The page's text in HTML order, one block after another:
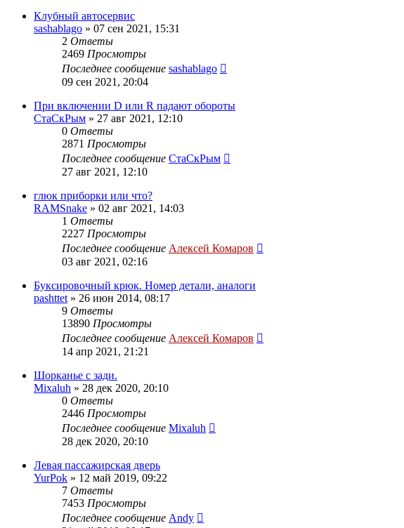
Клубный автосервис
sashablago » 07 сен 2021, 15:31
2 Ответы
2469 Просмотры
Последнее сообщение sashablago
09 сен 2021, 20:04
При включении D или R падают обороты
СтаСкРым » 27 авг 2021, 12:10
0 Ответы
2871 Просмотры
Последнее сообщение СтаСкРым
27 авг 2021, 12:10
глюк приборки или что?
RAMSnake » 02 авг 2021, 14:03
1 Ответы
2227 Просмотры
Последнее сообщение Алексей Комаров
03 авг 2021, 02:16
Буксировочный крюк. Номер детали, аналоги
pashttet » 26 июн 2014, 08:17
9 Ответы
13890 Просмотры
Последнее сообщение Алексей Комаров
14 апр 2021, 21:21
Шорканье с зади.
Mixaluh » 28 дек 2020, 20:10
0 Ответы
2446 Просмотры
Последнее сообщение Mixaluh
28 дек 2020, 20:10
Левая пассажирская дверь
YurPok » 12 май 2019, 09:22
7 Ответы
7453 Просмотры
Последнее сообщение Andy